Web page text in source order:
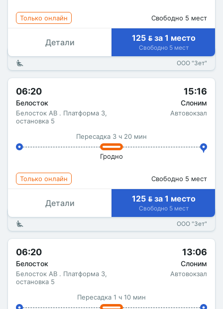
Только онлайн Свободно 5 мест
Детали 125  за 1 место
Свободно 5 мест
ООО "Зет"
06:20
Белосток
Белосток АВ . Платформа 3,
остановка 5
15:16
Слоним
Автовокзал
Пересадка 3 ч 20 мин
Гродно
Только онлайн Свободно 5 мест
Детали 125  за 1 место
Свободно 5 мест
ООО "Зет"
06:20
Белосток
Белосток АВ . Платформа 3,
остановка 5
13:06
Слоним
Автовокзал
Пересадка 1 ч 10 мин